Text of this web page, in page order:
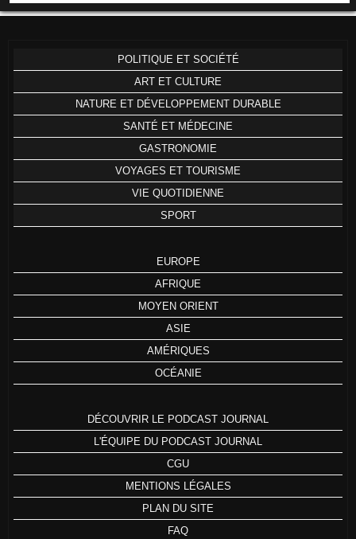
POLITIQUE ET SOCIÉTÉ
ART ET CULTURE
NATURE ET DÉVELOPPEMENT DURABLE
SANTÉ ET MÉDECINE
GASTRONOMIE
VOYAGES ET TOURISME
VIE QUOTIDIENNE
SPORT
EUROPE
AFRIQUE
MOYEN ORIENT
ASIE
AMÉRIQUES
OCÉANIE
DÉCOUVRIR LE PODCAST JOURNAL
L'ÉQUIPE DU PODCAST JOURNAL
CGU
MENTIONS LÉGALES
PLAN DU SITE
FAQ